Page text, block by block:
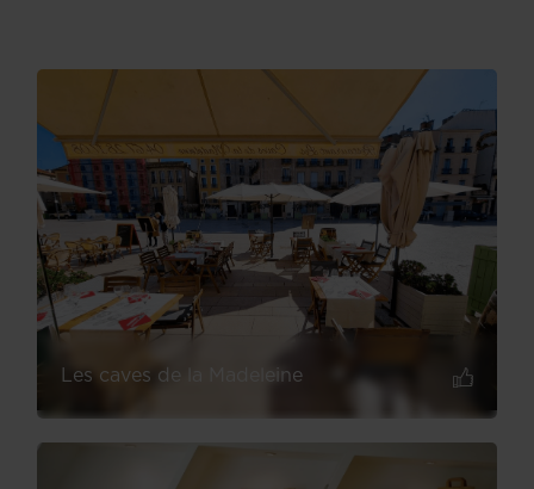
Les caves de la Madeleine